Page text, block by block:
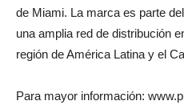
de Miami. La marca es parte
una amplia red de distribución
región de América Latina y el
Para mayor información: